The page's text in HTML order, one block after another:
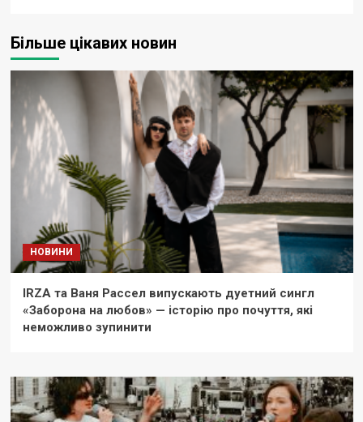
Більше цікавих новин
НОВИНИ
IRZA та Ваня Рассел випускають дуетний сингл
«Заборона на любов» — історію про почуття, які
неможливо зупинити